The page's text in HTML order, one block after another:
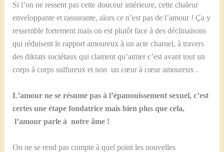
Si l’on ne ressent pas cette douceur intérieure, cette chaleur
enveloppante et rassurante, alors ce n’est pas de l’amour ! Ça y
ressemble fortement mais on est plutôt face à des déclinaisons
qui réduisent le rapport amoureux à un acte charnel, à travers
des diktats sociétaux qui clament qu’aimer c’est avant tout un
corps à corps sulfureux et non un cœur à cœur amoureux .
L’amour ne se résume pas à l’épanouissement sexuel, c’est
certes une étape fondatrice mais bien plus que cela,
l’amour parle à notre âme !
On ne se rend pas compte à quel point les nouvelles